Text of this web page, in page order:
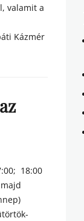
valamit a
Kázmér
18:00